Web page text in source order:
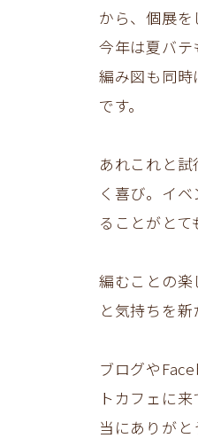
から、個展を
今年は夏バ
編み図も同時
です。
あれこれと
く喜び。イ
ることがとて
編むことの
と気持ちを新
ブログや
トカフェに
当にありがと